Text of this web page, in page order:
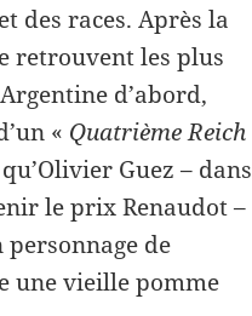
des races. Après la
retrouvent les plus
d’abord,
« Quatrième Reich
Guez – dans
le prix Renaudot –
de
une vieille pomme